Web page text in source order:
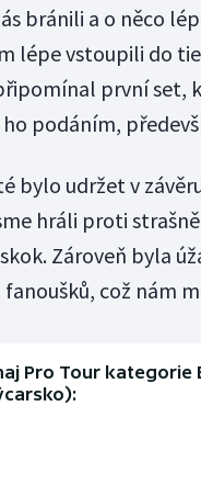
bránili a o něco
lépe vstoupili do
první set,
podáním,
bylo udržet v
hráli proti
Zároveň byla
fanoušků, což nám
Pro Tour kategorie